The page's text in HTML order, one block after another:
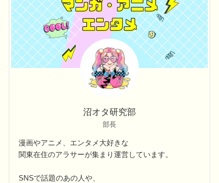
ー
沼オタ研究部
部長
漫画やアニメ、エンタメ大好きな
関東在住のアラサーが集まり運営しています。
SNSで話題のあの人や、